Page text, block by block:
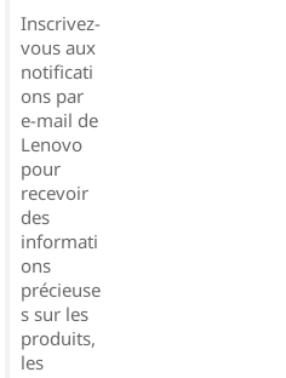
Inscrivez-
vous aux
notificati
ons par
e-mail de
Lenovo
pour
recevoir
des
informati
ons
précieuse
s sur les
produits,
les